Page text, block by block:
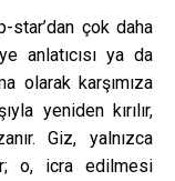
star’dan çok daha
anlatıcısı ya da
olarak karşımıza
yeniden kırılır,
Giz, yalnızca
o, icra edilmesi